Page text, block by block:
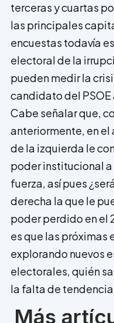
terceras y cuartas
las principales
encuestas todavía
electoral de la
pueden medir la
candidato del
Cabe señalar que,
anteriormente, en
de la izquierda le
poder institucional a
fuerza, así pues
derecha la que le
poder perdido en el
es que las próximas
explorando nuevos
electorales, quién
la falta de
Más